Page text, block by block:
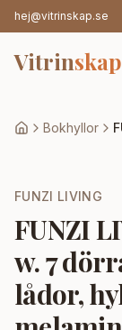
hej@vitrinskap.se
Vitrinskap
Bokhyllor
FUNZI LIVING
FUNZI
w. 7
lådor,